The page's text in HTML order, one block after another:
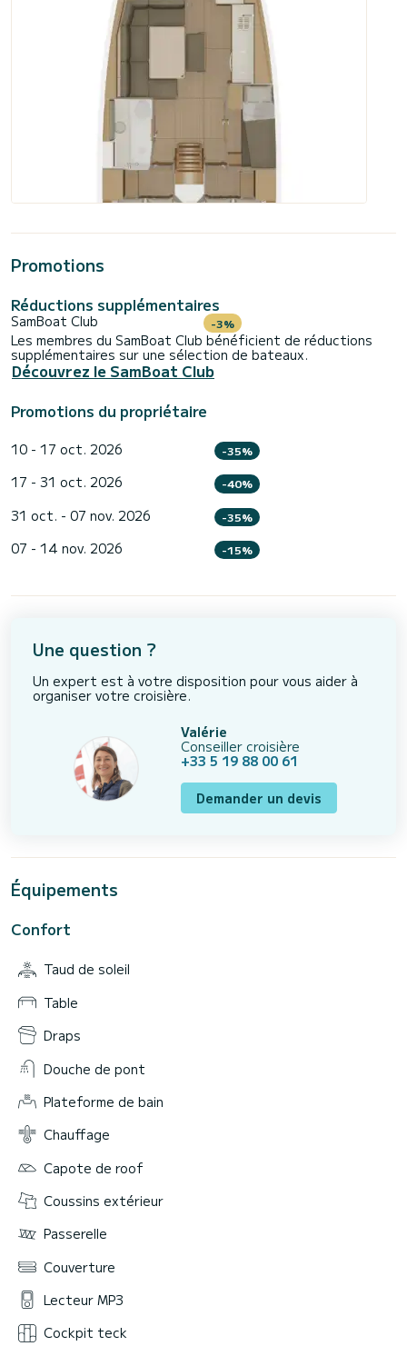
Promotions
Réductions supplémentaires
SamBoat Club -3%
Les membres du SamBoat Club bénéficient de réductions
supplémentaires sur une sélection de bateaux.
Découvrez le SamBoat Club
Promotions du propriétaire
10 - 17 oct. 2026 -35%
17 - 31 oct. 2026 -40%
31 oct. - 07 nov. 2026 -35%
07 - 14 nov. 2026 -15%
Une question ?
Un expert est à votre disposition pour vous aider à
organiser votre croisière.
Valérie
Conseiller croisière
+33 5 19 88 00 61
Demander un devis
Équipements
Confort
Taud de soleil
Table
Draps
Douche de pont
Plateforme de bain
Chauffage
Capote de roof
Coussins extérieur
Passerelle
Couverture
Lecteur MP3
Cockpit teck